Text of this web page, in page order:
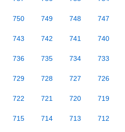
750 749 748 747
743 742 741 740
736 735 734 733
729 728 727 726
722 721 720 719
715 714 713 712